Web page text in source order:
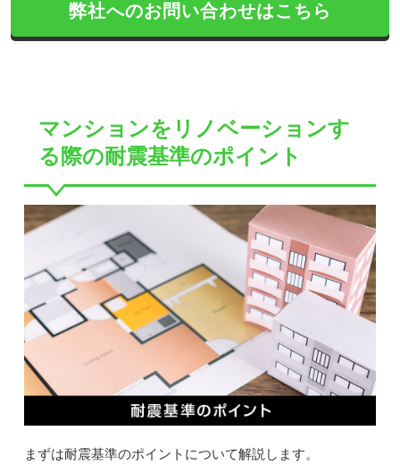
弊社へのお問い合わせはこちら
マンションをリノベーションす
る際の耐震基準のポイント
まずは耐震基準のポイントについて解説します。